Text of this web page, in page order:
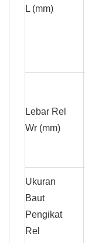
L (mm)
Lebar Rel
Wr (mm)
Ukuran
Baut
Pengikat
Rel